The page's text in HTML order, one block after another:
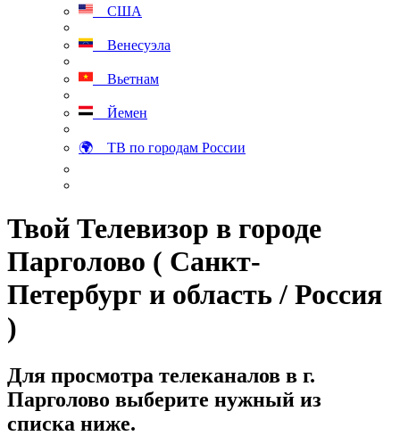
США
Венесуэла
Вьетнам
Йемен
🌍 ТВ по городам России
Твой Телевизор в городе
Парголово ( Санкт-
Петербург и область / Россия
)
Для просмотра телеканалов в г.
Парголово выберите нужный из
списка ниже.